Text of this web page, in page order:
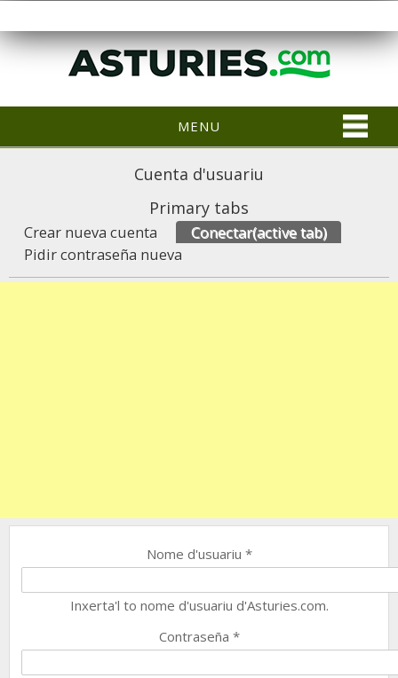
MENU
Cuenta d'usuariu
Primary tabs
Crear nueva cuenta Conectar(active tab)
Pidir contraseña nueva
Nome d'usuariu *
Inxerta'l to nome d'usuariu d'Asturies.com.
Contraseña *